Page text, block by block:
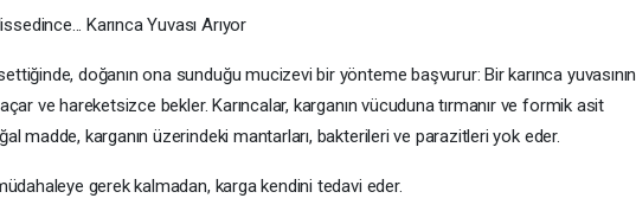
Karınca Yuvası Arıyor
doğanın ona sunduğu mucizevi bir yönteme başvurur: Bir karınca yuvasının
açar ve hareketsizce bekler. Karıncalar, karganın vücuduna tırmanır ve formik asit
madde, karganın üzerindeki mantarları, bakterileri ve parazitleri yok eder.
gerek kalmadan, karga kendini tedavi eder.